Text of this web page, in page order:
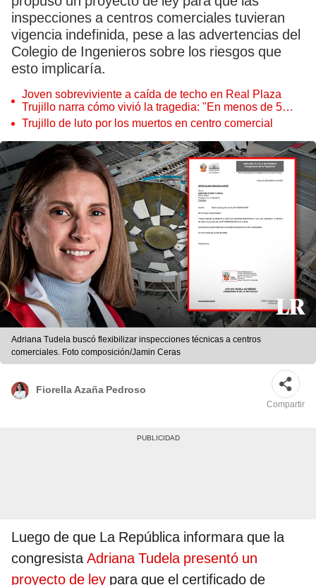
inspecciones a centros comerciales tuvieran
vigencia indefinida, pese a las advertencias del
Colegio de Ingenieros sobre los riesgos que
esto implicaría.
Joven sobreviviente a caída de techo en Real Plaza
Trujillo narra cómo vivió la tragedia: "En menos de 5
segundos, todo pasó"
Trujillo de luto por los muertos en centro comercial
Adriana Tudela buscó flexibilizar inspecciones técnicas a centros
comerciales. Foto composición/Jamin Ceras
Fiorella Azaña Pedroso
Compartir
Luego de que La República informara que la
congresistaAdriana Tudela presentó un
proyecto de ley para que el certificado de